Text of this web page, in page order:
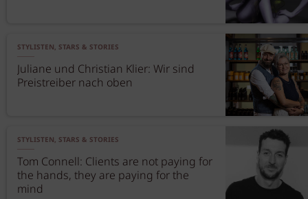
STYLISTEN, STARS & STORIES
Juliane und Christian Klier: Wir sind
Preistreiber nach oben
STYLISTEN, STARS & STORIES
Tom Connell: Clients are not paying for
the hands, they are paying for the
mind